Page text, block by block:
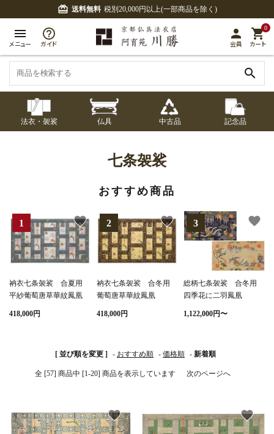
card_giftcard 送料無料 税別20,000円以上(一部商品を除く)
menu
メニュー ガイド
person
会員
0
shopping_cart
カート
search
七条袈裟
色衣・裳附
法衣・袈裟
修多羅
色衣・裳附
黒衣・直綴 布袍・間衣
白衣・色服 襦袢・裾除け
白帯・足袋 草履・はきもの
輪袈裟・畳袈裟 式章・略肩衣
装束入
記念品
ふくさ・風呂敷
収納
記念品・おつかいも
の
書籍
仏具
宮殿・厨子・須弥壇
卓類・常香盤・礼盤 天蓋・瓔珞・吊金具
灯明具・灯明準備用
品
金香炉・花瓶・火立
土香炉・香炉台・香
仏器・供笥・供物
きん・きん台・鳴物 ご法要用品・箱類
打敷・礼盤打敷・下
掛・水引
戸帳・華鬘
紋
中古品
アウトレット
七条袈裟
おすすめ商品
衲衣七条袈裟 合夏用
平紗葡萄唐草華紋鳳凰
418,000円
favorite
衲衣七条袈裟 合冬用
葡萄唐草華紋鳳凰
418,000円
favorite
総柄七条袈裟 合冬用
四季花に二羽鳳凰
1,122,000円〜
favorite
[ 並び順を変更 ] - おすすめ順 - 価格順 - 新着順
全 [57] 商品中 [1-20] 商品を表示しています 次のページへ
favorite favorite